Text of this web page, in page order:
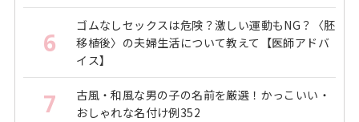
6
ゴムなしセックスは危険？激しい運動もNG？〈胚
移植後〉の夫婦生活について教えて【医師アドバ
イス】
7
古風・和風な男の子の名前を厳選！かっこいい・
おしゃれな名付け例352